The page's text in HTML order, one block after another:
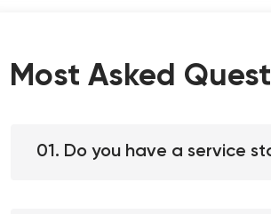
Most Asked
01. Do you have a service